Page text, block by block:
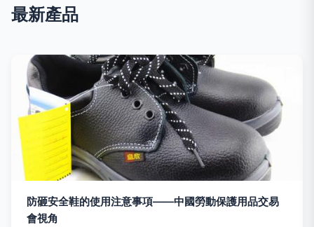
最新產品
防砸安全鞋的使用注意事項——中國勞動保護用品交易
會視角